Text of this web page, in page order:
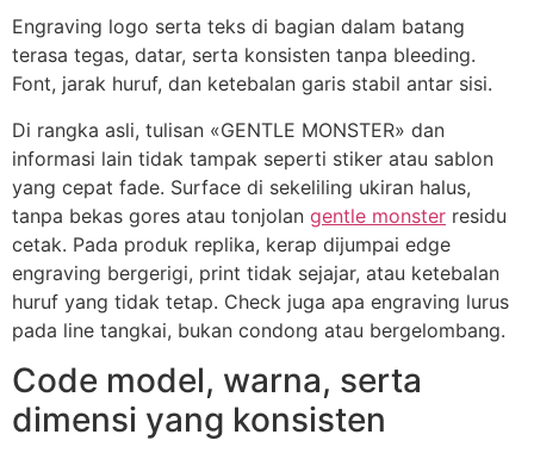
Engraving logo serta teks di bagian dalam batang
terasa tegas, datar, serta konsisten tanpa bleeding.
Font, jarak huruf, dan ketebalan garis stabil antar sisi.
Di rangka asli, tulisan «GENTLE MONSTER» dan
informasi lain tidak tampak seperti stiker atau sablon
yang cepat fade. Surface di sekeliling ukiran halus,
tanpa bekas gores atau tonjolan gentle monster residu
cetak. Pada produk replika, kerap dijumpai edge
engraving bergerigi, print tidak sejajar, atau ketebalan
huruf yang tidak tetap. Check juga apa engraving lurus
pada line tangkai, bukan condong atau bergelombang.
Code model, warna, serta
dimensi yang konsisten